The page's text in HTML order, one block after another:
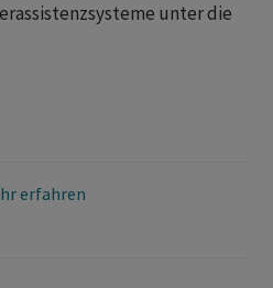
unter die
erfahren